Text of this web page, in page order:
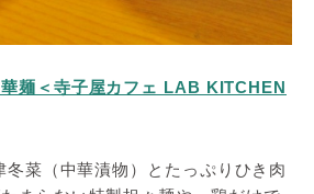
麺＜寺子屋カフェ LAB KITCHEN
菜（中華漬物）とたっぷりひき肉